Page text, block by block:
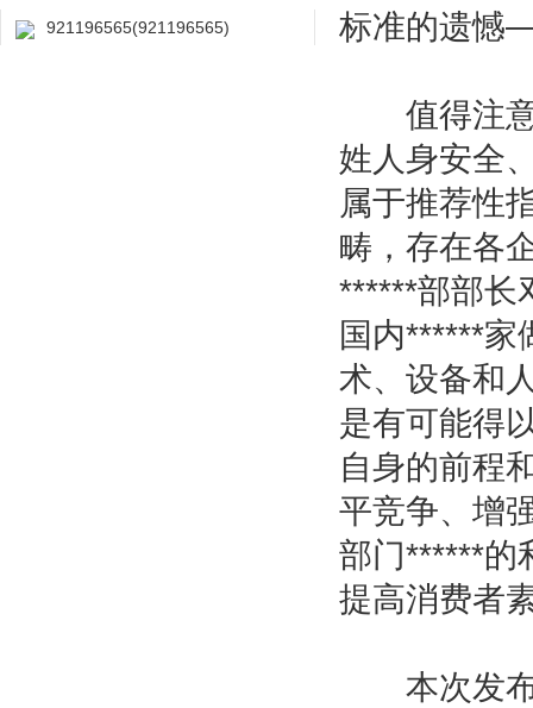
921196565(921196565) 标准的遗憾
值得注意
姓人身安全
属于推荐性
畴，存在各
******部部长
国内******家
术、设备和
是有可能得
自身的前程
平竞争、增
部门******的
提高消费者
本次发布